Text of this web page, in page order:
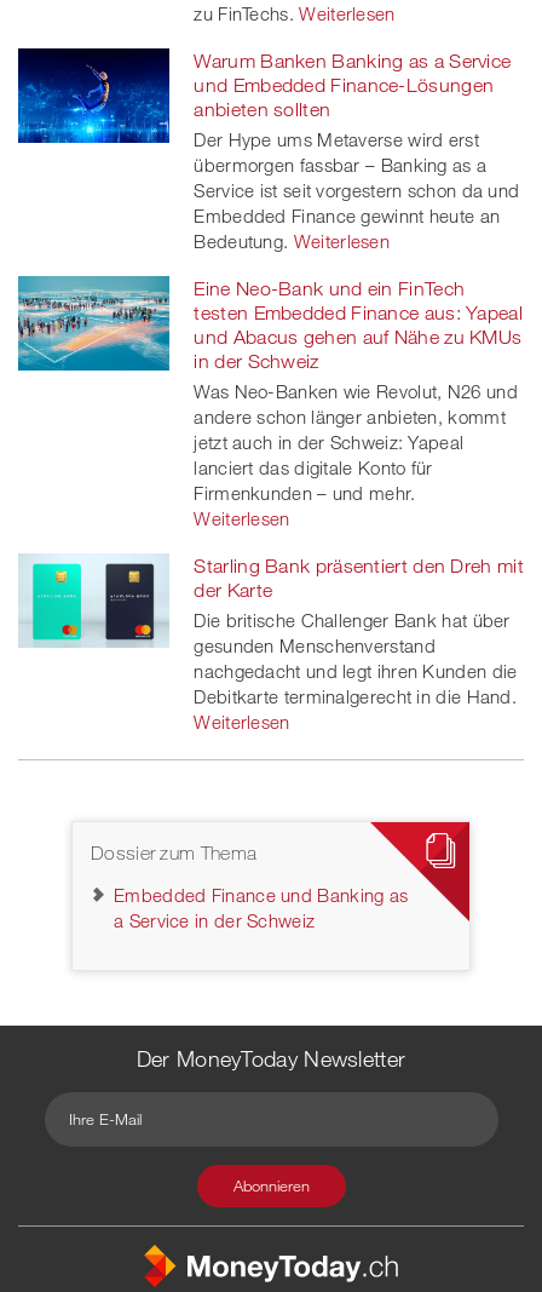
zu FinTechs. Weiterlesen
Warum Banken Banking as a Service
und Embedded Finance-Lösungen
anbieten sollten
Der Hype ums Metaverse wird erst
übermorgen fassbar – Banking as a
Service ist seit vorgestern schon da und
Embedded Finance gewinnt heute an
Bedeutung. Weiterlesen
Eine Neo-Bank und ein FinTech
testen Embedded Finance aus: Yapeal
und Abacus gehen auf Nähe zu KMUs
in der Schweiz
Was Neo-Banken wie Revolut, N26 und
andere schon länger anbieten, kommt
jetzt auch in der Schweiz: Yapeal
lanciert das digitale Konto für
Firmenkunden – und mehr.
Weiterlesen
Starling Bank präsentiert den Dreh mit
der Karte
Die britische Challenger Bank hat über
gesunden Menschenverstand
nachgedacht und legt ihren Kunden die
Debitkarte terminalgerecht in die Hand.
Weiterlesen
Dossier zum Thema
Embedded Finance und Banking as
a Service in der Schweiz
Der MoneyToday Newsletter